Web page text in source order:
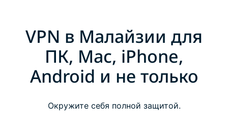
VPN в Малайзии для
ПК, Mac, iPhone,
Android и не только
Окружите себя полной защитой.